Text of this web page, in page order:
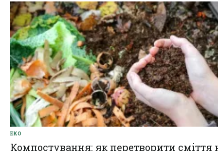
ЕКО
Компостування: як перетворити сміття